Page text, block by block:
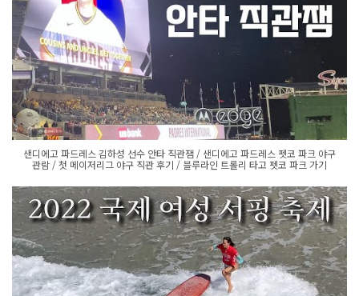
샌디에고 파드레스 김하성 선수 안타 직관잼 / 샌디에고 파드레스 펫코 파크 야구
관람 / 첫 메이저리그 야구 직관 후기 / 블루라인 트롤리 타고 펫코 파크 가기